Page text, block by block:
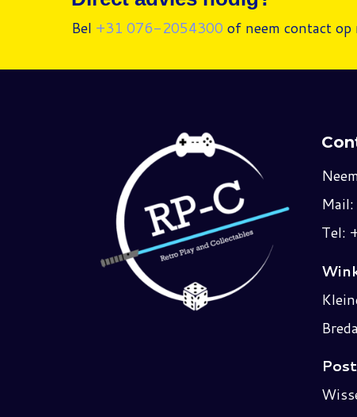
Bel +31 076-2054300 of neem contact
Mail:
Tel:
Breda